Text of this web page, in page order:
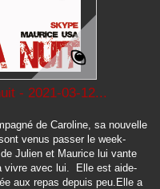
- 2021-03-12...
de Caroline, sa nouvelle
venus passer le week-
Julien et Maurice lui vante
vivre avec lui. Elle est aide-
aux repas depuis peu.Elle a